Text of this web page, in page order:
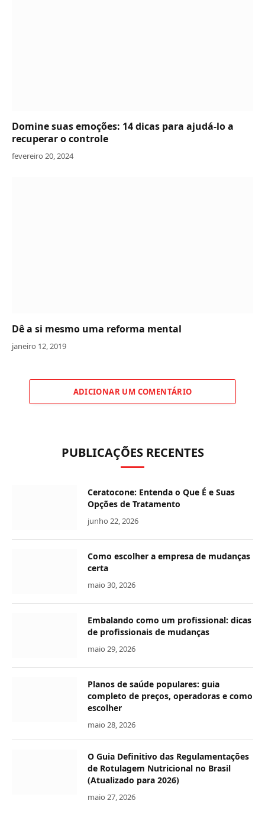
Domine suas emoções: 14 dicas para ajudá-lo a
recuperar o controle
fevereiro 20, 2024
Dê a si mesmo uma reforma mental
janeiro 12, 2019
ADICIONAR UM COMENTÁRIO
PUBLICAÇÕES RECENTES
Ceratocone: Entenda o Que É e Suas
Opções de Tratamento
junho 22, 2026
Como escolher a empresa de mudanças
certa
maio 30, 2026
Embalando como um profissional: dicas
de profissionais de mudanças
maio 29, 2026
Planos de saúde populares: guia
completo de preços, operadoras e como
escolher
maio 28, 2026
O Guia Definitivo das Regulamentações
de Rotulagem Nutricional no Brasil
(Atualizado para 2026)
maio 27, 2026